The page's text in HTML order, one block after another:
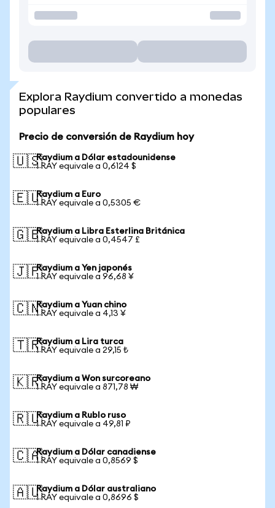
Explora Raydium convertido a monedas
populares
Precio de conversión de Raydium hoy
🇺🇸Raydium a Dólar estadounidense
1 RAY equivale a 0,6124 $
🇪🇺Raydium a Euro
1 RAY equivale a 0,5305 €
🇬🇧Raydium a Libra Esterlina Británica
1 RAY equivale a 0,4547 £
🇯🇵Raydium a Yen japonés
1 RAY equivale a 96,68 ¥
🇨🇳Raydium a Yuan chino
1 RAY equivale a 4,13 ¥
🇹🇷Raydium a Lira turca
1 RAY equivale a 29,15 ₺
🇰🇷Raydium a Won surcoreano
1 RAY equivale a 871,78 ₩
🇷🇺Raydium a Rublo ruso
1 RAY equivale a 49,81 ₽
🇨🇦Raydium a Dólar canadiense
1 RAY equivale a 0,8569 $
🇦🇺Raydium a Dólar australiano
1 RAY equivale a 0,8696 $